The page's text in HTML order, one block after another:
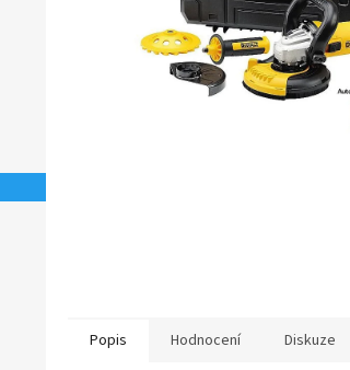
Popis Hodnocení Diskuze